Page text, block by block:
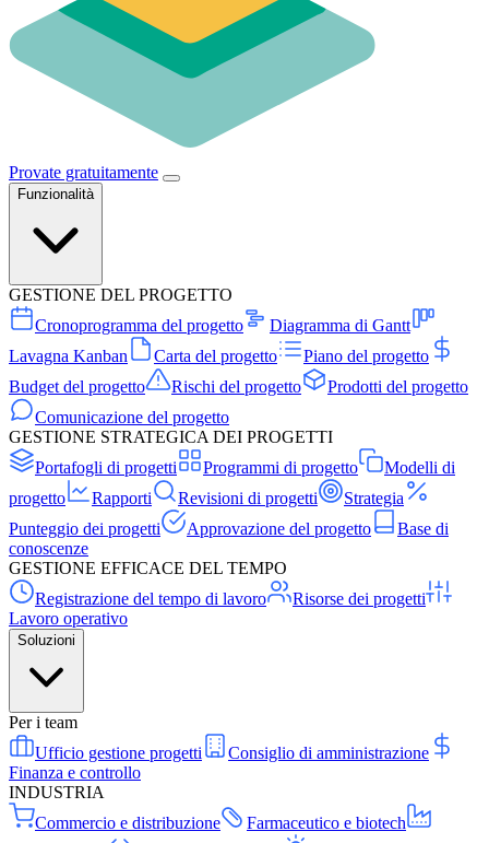
Provate gratuitamente
Funzionalità
GESTIONE DEL PROGETTO
Cronoprogramma del progetto
Diagramma di Gantt
Lavagna Kanban
Carta del progetto
Piano del progetto
Budget del progetto
Rischi del progetto
Prodotti del progetto
Comunicazione del progetto
GESTIONE STRATEGICA DEI PROGETTI
Portafogli di progetti
Programmi di progetto
Modelli di
progetto
Rapporti Revisioni di progetti
Strategia
Punteggio dei progetti
Approvazione del progetto
Base di
conoscenze
GESTIONE EFFICACE DEL TEMPO
Registrazione del tempo di lavoro
Risorse dei progetti
Lavoro operativo
Soluzioni
Per i team
Ufficio gestione progetti
Consiglio di amministrazione
Finanza e controllo
INDUSTRIA
Commercio e distribuzione
Farmaceutico e biotech